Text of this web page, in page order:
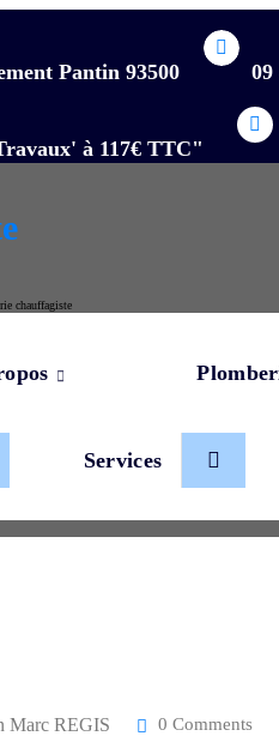
Pantin 93500 09
à 117€ TTC"
chauffagiste
Services
Marc REGIS 0 Comments